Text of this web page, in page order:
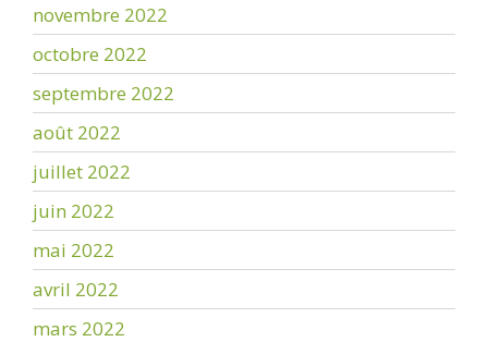
novembre 2022
octobre 2022
septembre 2022
août 2022
juillet 2022
juin 2022
mai 2022
avril 2022
mars 2022